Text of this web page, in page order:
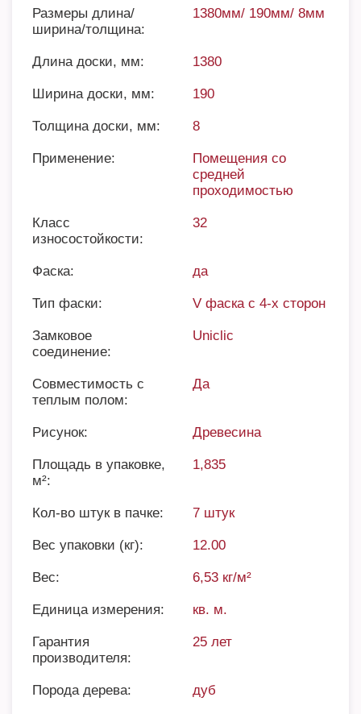
Размеры длина/
ширина/толщина:
1380мм/ 190мм/ 8мм
Длина доски, мм: 1380
Ширина доски, мм: 190
Толщина доски, мм: 8
Применение:
Помещения со
средней
проходимостью
Класс
износостойкости:
32
Фаска: да
Тип фаски: V фаска с 4-х сторон
Замковое
соединение:
Uniclic
Совместимость с
теплым полом:
Да
Рисунок: Древесина
Площадь в упаковке,
м²:
1,835
Кол-во штук в пачке: 7 штук
Вес упаковки (кг): 12.00
Вес: 6,53 кг/м²
Единица измерения: кв. м.
Гарантия
производителя:
25 лет
Порода дерева: дуб